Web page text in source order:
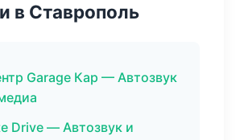
в Ставрополь
Garage Кар — Автозвук
Drive — Автозвук и